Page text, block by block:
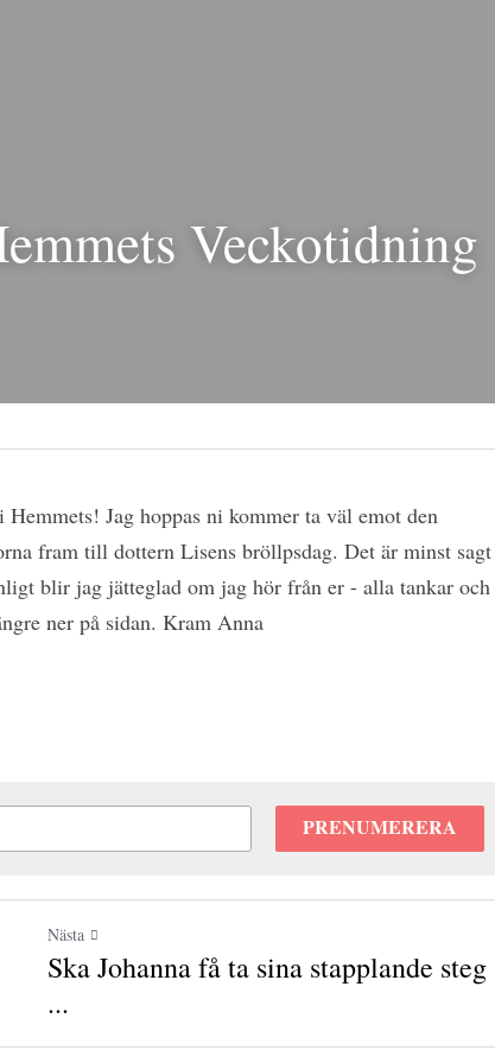
Veckotidning
Hemmets! Jag hoppas ni kommer ta väl emot den
fram till dottern Lisens bröllpsdag. Det är minst
vanligt blir jag jätteglad om jag hör från er - alla
kontakt längre ner på sidan. Kram Anna
PRENUMERERA
Nästa
Ska Johanna få ta sina stapplande steg
...